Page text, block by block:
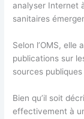
analyser Internet
sanitaires
Selon l’OMS,
publications sur
sources
Bien qu’il soit
effectivement à